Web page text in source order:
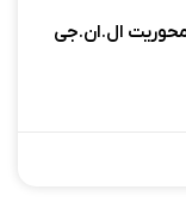
محوریت ال.ان.جی